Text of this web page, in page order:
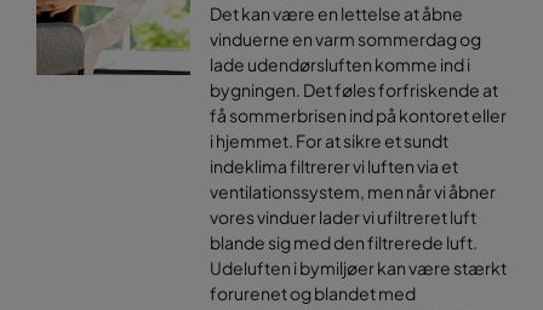
Det kan være en lettelse at åbne
vinduerne en varm sommerdag og
lade udendørsluften komme ind i
bygningen. Det føles forfriskende at
få sommerbrisen ind på kontoret eller
i hjemmet. For at sikre et sundt
indeklima filtrerer vi luften via et
ventilationssystem, men når vi åbner
vores vinduer lader vi ufiltreret luft
blande sig med den filtrerede luft.
Udeluften i bymiljøer kan være stærkt
forurenet og blandet med